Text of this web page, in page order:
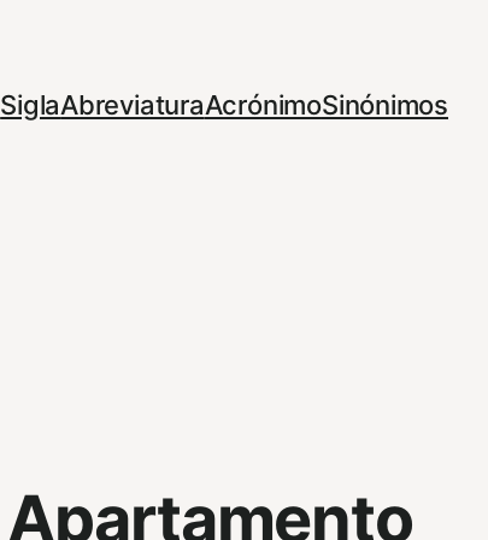
SiglaAbreviaturaAcrónimoSinónimos
Apartamento